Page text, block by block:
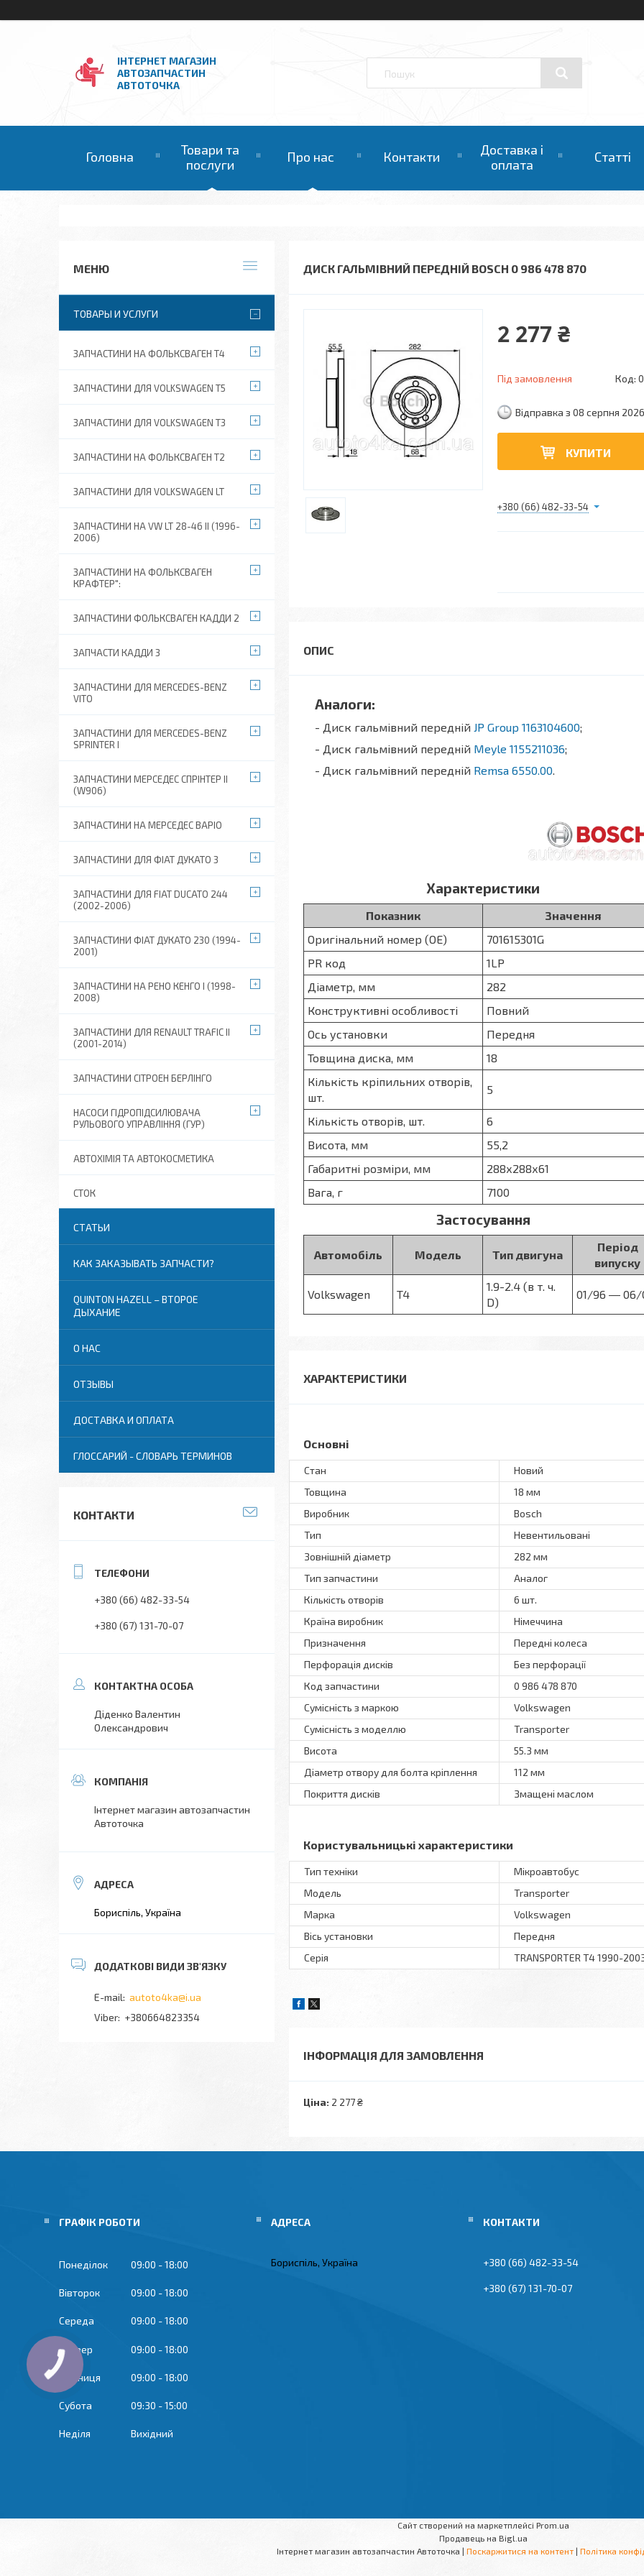
ІНТЕРНЕТ МАГАЗИН
АВТОЗАПЧАСТИН
АВТОТОЧКА
Головна
Товари та
послуги
Про нас Контакти
Доставка і
оплата
Статті
ДИСК ГАЛЬМІВНИЙ ПЕРЕДНІЙ BOSCH 0 986 478 870
2 277 ₴
Під замовлення Код:
Відправка з 08 серпня 2026
КУПИТИ
+380 (66) 482-33-54
Аналоги:
- Диск гальмівний передній JP Group 1163104600;
- Диск гальмівний передній Meyle 1155211036;
- Диск гальмівний передній Remsa 6550.00.
Характеристики
Показник
Значення
Оригінальний номер (OE)
701615301G
PR код
1LP
Діаметр, мм
282
Конструктивні особливості
Повний
Ось установки
Передня
Товщина диска, мм
18
Кількість кріпильних отворів,
шт.
5
Кількість отворів, шт.
6
Висота, мм
55,2
Габаритні розміри, мм
288х288х61
Вага, г
7100
Застосування
Автомобіль Модель Тип двигуна
Період
випуску
Volkswagen T4
1.9-2.4 (в т. ч.
D)
01/96 ― 06/
ХАРАКТЕРИСТИКИ
Основні
Стан
Новий
Товщина
18 мм
Виробник
Bosch
Тип
Невентильовані
Зовнішній діаметр
282 мм
Тип запчастини
Аналог
Кількість отворів
6 шт.
Країна виробник
Німеччина
Призначення
Передні колеса
Перфорація дисків
Без перфорації
Код запчастини
0 986 478 870
Сумісність з маркою
Volkswagen
Сумісність з моделлю
Transporter
Висота
55.3 мм
Діаметр отвору для болта кріплення
112 мм
Покриття дисків
Змащені маслом
Користувальницькі характеристики
Тип техніки
Мікроавтобус
Модель
Transporter
Марка
Volkswagen
Вісь установки
Передня
Серія
TRANSPORTER T4 1990-
ІНФОРМАЦІЯ ДЛЯ ЗАМОВЛЕННЯ
Ціна: 2 277 ₴
ТОВАРЫ И УСЛУГИ
ЗАПЧАСТИНИ НА ФОЛЬКСВАГЕН Т4
ЗАПЧАСТИНИ ДЛЯ VOLKSWAGEN T5
ЗАПЧАСТИНИ ДЛЯ VOLKSWAGEN T3
ЗАПЧАСТИНИ НА ФОЛЬКСВАГЕН Т2
ЗАПЧАСТИНИ ДЛЯ VOLKSWAGEN LT
ЗАПЧАСТИНИ НА VW LT 28-46 II (1996-
2006)
ЗАПЧАСТИНИ НА ФОЛЬКСВАГЕН
КРАФТЕР":
ЗАПЧАСТИНИ ФОЛЬКСВАГЕН КАДДИ 2
ЗАПЧАСТИ КАДДИ 3
ЗАПЧАСТИНИ ДЛЯ MERCEDES-BENZ
VITO
ЗАПЧАСТИНИ ДЛЯ MERCEDES-BENZ
SPRINTER I
ЗАПЧАСТИНИ МЕРСЕДЕС СПРІНТЕР II
(W906)
ЗАПЧАСТИНИ НА МЕРСЕДЕС ВАРІО
ЗАПЧАСТИНИ ДЛЯ ФІАТ ДУКАТО 3
ЗАПЧАСТИНИ ДЛЯ FIAT DUCATO 244
(2002-2006)
ЗАПЧАСТИНИ ФІАТ ДУКАТО 230 (1994-
2001)
ЗАПЧАСТИНИ НА РЕНО КЕНГО I (1998-
2008)
ЗАПЧАСТИНИ ДЛЯ RENAULT TRAFIC II
(2001-2014)
ЗАПЧАСТИНИ СІТРОЕН БЕРЛІНГО
НАСОСИ ГІДРОПІДСИЛЮВАЧА
РУЛЬОВОГО УПРАВЛІННЯ (ГУР)
АВТОХІМІЯ ТА АВТОКОСМЕТИКА
СТОК
СТАТЬИ
КАК ЗАКАЗЫВАТЬ ЗАПЧАСТИ?
QUINTON HAZELL – ВТОРОЕ
ДЫХАНИЕ
О НАС
ОТЗЫВЫ
ДОСТАВКА И ОПЛАТА
ГЛОССАРИЙ - СЛОВАРЬ ТЕРМИНОВ
КОНТАКТИ
+380 (66) 482-33-54
+380 (67) 131-70-07
Діденко Валентин
Олександрович
Інтернет магазин автозапчастин
Автоточка
Бориспіль, Україна
autoto4ka@i.ua
+380664823354
ГРАФІК РОБОТИ
Понеділок 09:00 18:00
Вівторок 09:00 18:00
Середа 09:00 18:00
Четвер 09:00 18:00
Пʼятниця 09:00 18:00
Субота 09:30 15:00
Неділя Вихідний
Бориспіль, Україна +380 (66) 482-33-54
+380 (67) 131-70-07
Сайт створений на маркетплейсі Prom.ua
Продавець на Bigl.ua
Інтернет магазин автозапчастин Автоточка | Поскаржитися на контент | Політика